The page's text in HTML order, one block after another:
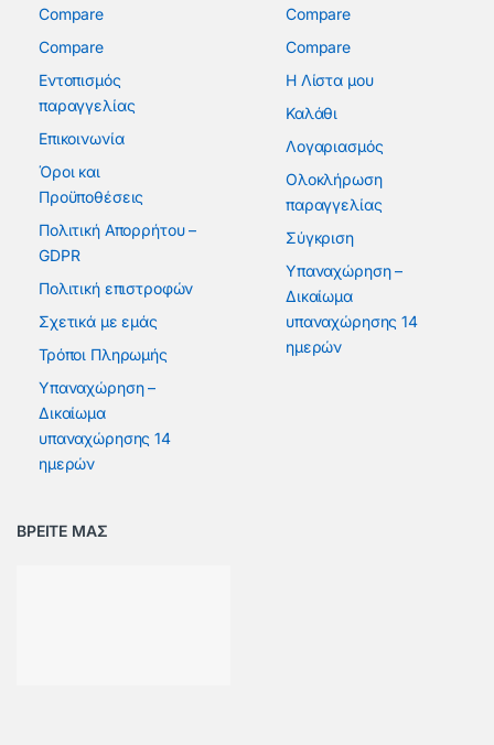
Compare
Compare
Εντοπισμός
παραγγελίας
Επικοινωνία
Όροι και
Προϋποθέσεις
Πολιτική Απορρήτου –
GDPR
Πολιτική επιστροφών
Σχετικά με εμάς
Τρόποι Πληρωμής
Υπαναχώρηση –
Δικαίωμα
υπαναχώρησης 14
ημερών
Compare
Compare
Η Λίστα μου
Καλάθι
Λογαριασμός
Ολοκλήρωση
παραγγελίας
Σύγκριση
Υπαναχώρηση –
Δικαίωμα
υπαναχώρησης 14
ημερών
ΒΡΕΙΤΕ ΜΑΣ